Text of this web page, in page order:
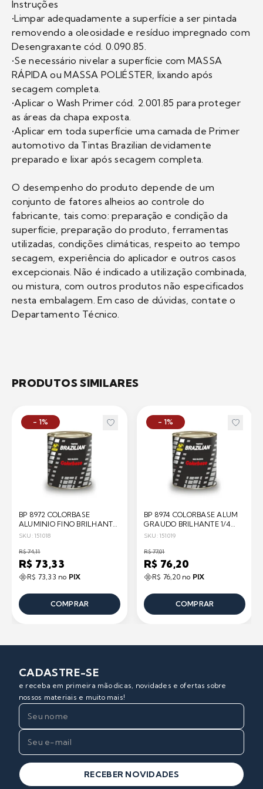
Instruções
•Limpar adequadamente a superfície a ser pintada
removendo a oleosidade e resíduo impregnado com
Desengraxante cód. 0.090.85.
•Se necessário nivelar a superfície com MASSA
RÁPIDA ou MASSA POLIÉSTER, lixando após
secagem completa.
•Aplicar o Wash Primer cód. 2.001.85 para proteger
as áreas da chapa exposta.
•Aplicar em toda superfície uma camada de Primer
automotivo da Tintas Brazilian devidamente
preparado e lixar após secagem completa.
O desempenho do produto depende de um
conjunto de fatores alheios ao controle do
fabricante, tais como: preparação e condição da
superfície, preparação do produto, ferramentas
utilizadas, condições climáticas, respeito ao tempo
secagem, experiência do aplicador e outros casos
excepcionais. Não é indicado a utilização combinada,
ou mistura, com outros produtos não especificados
nesta embalagem. Em caso de dúvidas, contate o
Departamento Técnico.
PRODUTOS SIMILARES
BP 8972 COLORBASE
ALUMINIO FINO BRILHANTE
1/4 900ML BRAZILIAN
SKU: 151018
R$ 74,11
R$ 73,33
R$ 73,33 no PIX
- 1%
COMPRAR
BP 8974 COLORBASE ALUM
GRAUDO BRILHANTE 1/4
900ML BRAZILIAN
SKU: 151019
R$ 77,01
R$ 76,20
R$ 76,20 no PIX
- 1%
COMPRAR
CADASTRE-SE
e receba em primeira mão dicas, novidades e ofertas sobre
nossos materiais e muito mais!
RECEBER NOVIDADES